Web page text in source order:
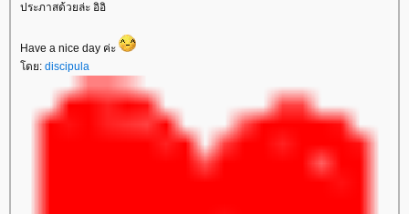
ประภาสด้วยล่ะ อิอิ
Have a nice day ค่ะ
ดย: discipula